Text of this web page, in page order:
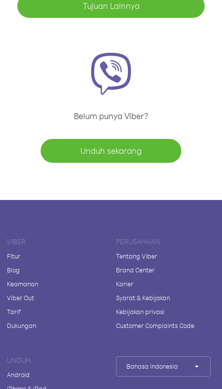
Tujuan Lainnya
Belum punya Viber?
Unduh sekarang
VIBER
Fitur
Blog
Keamanan
Viber Out
Tarif
Dukungan
PERUSAHAAN
Tentang Viber
Brand Center
Karier
Syarat & Kebijakan
Kebijakan privasi
Customer Complaints Code
UNDUH
Android
Bahasa Indonesia